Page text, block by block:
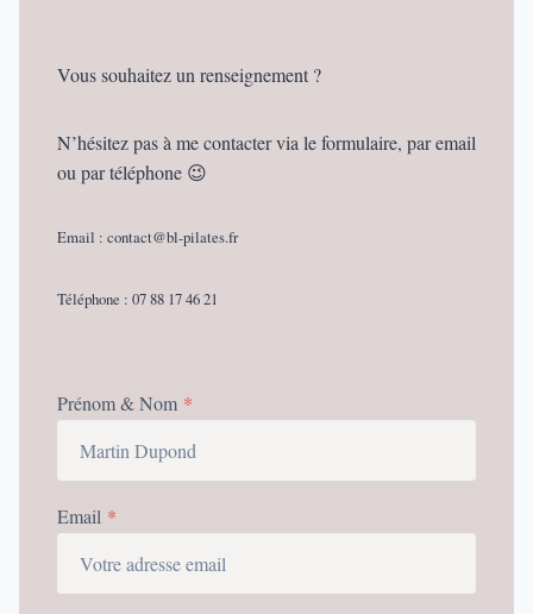
Vous souhaitez un renseignement ?
N’hésitez pas à me contacter via le formulaire, par email
ou par téléphone 😉
Email : contact@bl-pilates.fr
Téléphone : 07 88 17 46 21
Prénom & Nom *
Email *